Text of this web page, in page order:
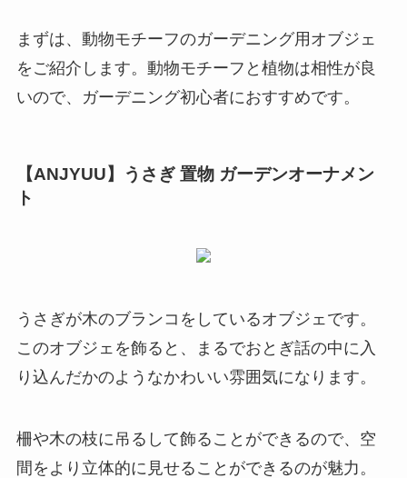
まずは、動物モチーフのガーデニング用オブジェ
をご紹介します。動物モチーフと植物は相性が良
いので、ガーデニング初心者におすすめです。
【ANJYUU】うさぎ 置物 ガーデンオーナメン
ト
うさぎが木のブランコをしているオブジェです。
このオブジェを飾ると、
まるでおとぎ話の中に入
り込んだかのようなかわいい雰囲気になります。
柵や木の枝に吊るして飾ることができるので、空
間をより立体的に見せることができるのが魅力。